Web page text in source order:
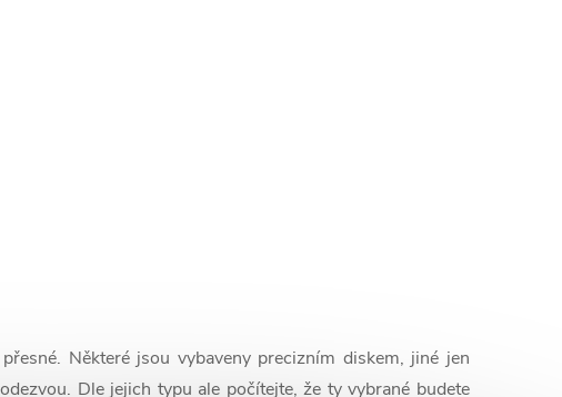
Některé jsou vybaveny precizním diskem, jiné jen
Dle jejich typu ale počítejte, že ty vybrané budete